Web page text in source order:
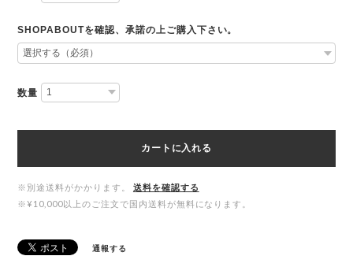
SHOPABOUTを確認、承諾の上ご購入下さい。
数量
カートに入れる
※別途送料がかかります。
送料を確認する
※¥10,000以上のご注文で国内送料が無料になります。
通報する